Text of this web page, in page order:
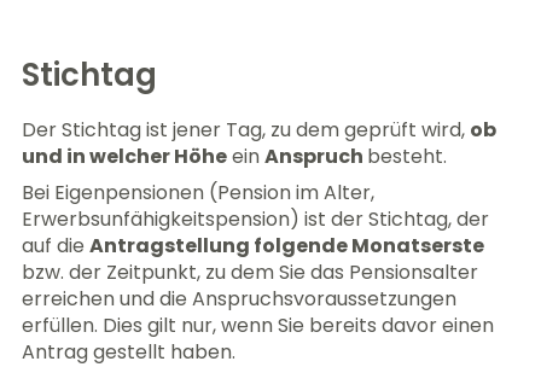
Stichtag
Der Stichtag ist jener Tag, zu dem geprüft wird, ob
und in welcher HöheeinAnspruch besteht.
Bei Eigenpensionen (Pension im Alter,
Erwerbsunfähigkeitspension) ist der Stichtag, der
auf die Antragstellung folgende Monatserste
bzw. der Zeitpunkt, zu dem Sie das Pensionsalter
erreichen und die Anspruchsvoraussetzungen
erfüllen. Dies gilt nur, wenn Sie bereits davor einen
Antrag gestellt haben.